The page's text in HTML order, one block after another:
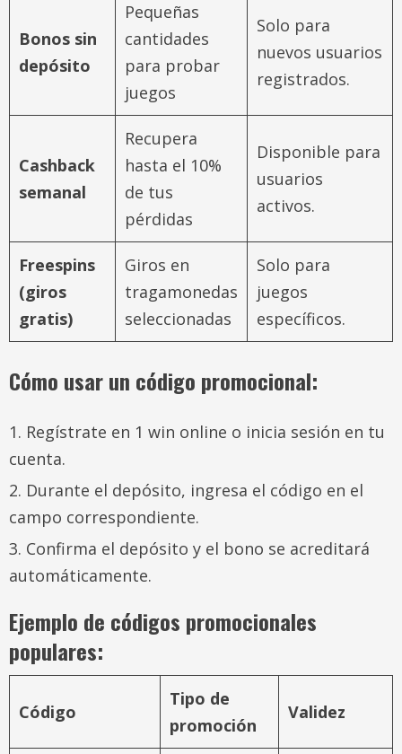
Bonos sin
depósito
Pequeñas
cantidades
para probar
juegos
Solo para
nuevos usuarios
registrados.
Cashback
semanal
Recupera
hasta el 10%
de tus
pérdidas
Disponible para
usuarios
activos.
Freespins
(giros
gratis)
Giros en
tragamonedas
seleccionadas
Solo para
juegos
específicos.
Cómo usar un código promocional:
Regístrate en 1 win online o inicia sesión en tu
cuenta.
Durante el depósito, ingresa el código en el
campo correspondiente.
Confirma el depósito y el bono se acreditará
automáticamente.
Ejemplo de códigos promocionales
populares:
Código
Tipo de
promoción
Validez